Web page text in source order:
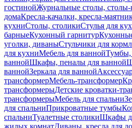
гостинойЖурнальные столы, столы-
домаКресла-качалки, кресла-
кухниСтолы, столикиСтулья для
барныеКухонный гарнитур
уголки, диваныСтульчики для
для кухниМебель для ваннойТумбы,
ваннойШкафы, пеналы для ванной
ваннойЗеркала для ванной
трансформерМебель-трансформер
трансформерыДетские кроватки-
трансформерыМебель для спальни
для спальниПрикроватные тумбы
спальниТуалетные столикиШкафы
жилых комнатДиваны, кресла для